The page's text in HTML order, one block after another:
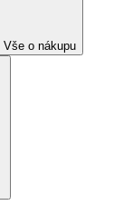
Vše o nákupu